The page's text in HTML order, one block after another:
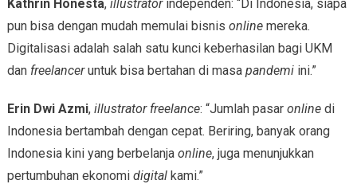
Kathrin Honesta, illustratorindependen: “Di Indonesia, siapa
pun bisa dengan mudah memulai bisnis onlinemereka.
Digitalisasi adalah salah satu kunci keberhasilan bagi UKM
dan freelanceruntuk bisa bertahan di masa pandemi ini.”
Erin Dwi Azmi, illustrator freelance: “Jumlah pasar online di
Indonesia bertambah dengan cepat. Beriring, banyak orang
Indonesia kini yang berbelanja online, juga menunjukkan
pertumbuhan ekonomi digitalkami.”